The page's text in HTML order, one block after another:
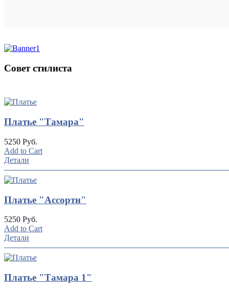
Совет стилиста
Платье "Тамара"
5250 Руб.
Add to Cart
Детали
Платье "Ассорти"
5250 Руб.
Add to Cart
Детали
Платье "Тамара 1"